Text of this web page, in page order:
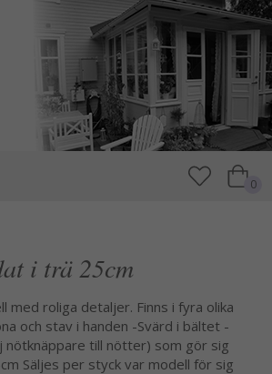
0
i trä 25cm
med roliga detaljer. Finns i fyra olika
och stav i handen -Svärd i bältet -
nötknäppare till nötter) som gör sig
Säljes per styck var modell för sig